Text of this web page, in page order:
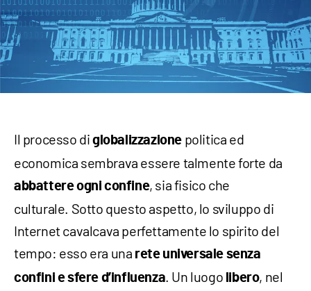
Il processo di globalizzazione politica ed
economica sembrava essere talmente forte da
abbattere ogni confine, sia fisico che
culturale. Sotto questo aspetto, lo sviluppo di
Internet cavalcava perfettamente lo spirito del
tempo: esso era una rete universale senza
confini e sfere d’influenza. Un luogo libero, nel